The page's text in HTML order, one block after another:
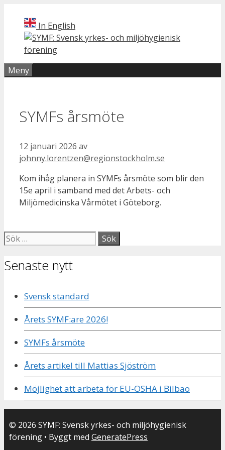
innehåll
In English
Meny
SYMFs årsmöte
12 januari 2026 av
johnny.lorentzen@regionstockholm.se
Kom ihåg planera in SYMFs årsmöte som blir den
15e april i samband med det Arbets- och
Miljömedicinska Vårmötet i Göteborg.
Sök
Senaste nytt
Svensk standard
Årets SYMF:are 2026!
SYMFs årsmöte
Årets artikel till Mattias Sjöström
Möjlighet att arbeta för EU-OSHA i Bilbao
© 2026 SYMF: Svensk yrkes- och miljöhygienisk
förening • Byggt med GeneratePress